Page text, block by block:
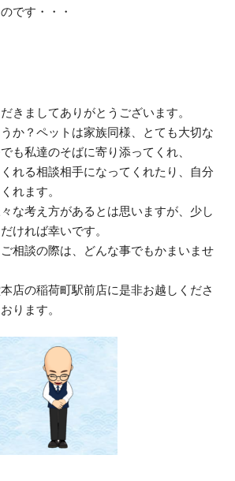
です・・・
きましてありがとうございます。
か？ペットは家族同様、とても大切な
も私達のそばに寄り添ってくれ、
れる相談相手になってくれたり、自分
れます。
な考え方があるとは思いますが、少し
ければ幸いです。
相談の際は、どんな事でもかまいませ
店の稲荷町駅前店に是非お越しくださ
ります。